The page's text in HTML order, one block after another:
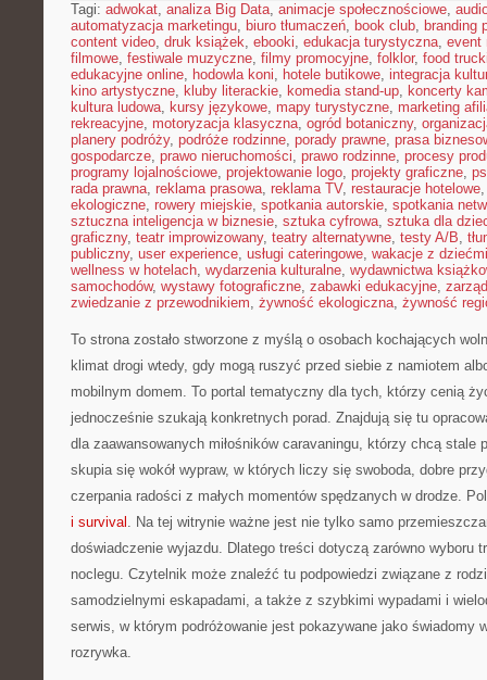
Tagi: adwokat, analiza Big Data, animacje społecznościowe,
automatyzacja marketingu, biuro tłumaczeń, book club, branding
content video, druk książek, ebooki, edukacja turystyczna, event
filmowe, festiwale muzyczne, filmy promocyjne, folklor, food
edukacyjne online, hodowla koni, hotele butikowe, integracja
kino artystyczne, kluby literackie, komedia stand-up, koncerty
kultura ludowa, kursy językowe, mapy turystyczne, marketing
rekreacyjne, motoryzacja klasyczna, ogród botaniczny,
planery podróży, podróże rodzinne, porady prawne, prasa
gospodarcze, prawo nieruchomości, prawo rodzinne, procesy
programy lojalnościowe, projektowanie logo, projekty graficzne,
rada prawna, reklama prasowa, reklama TV, restauracje hotelowe
ekologiczne, rowery miejskie, spotkania autorskie, spotkania
sztuczna inteligencja w biznesie, sztuka cyfrowa, sztuka dla
graficzny, teatr improwizowany, teatry alternatywne, testy A/B,
publiczny, user experience, usługi cateringowe, wakacje z dziećmi
wellness w hotelach, wydarzenia kulturalne, wydawnictwa
samochodów, wystawy fotograficzne, zabawki edukacyjne,
zwiedzanie z przewodnikiem, żywność ekologiczna, żywność
To strona zostało stworzone z myślą o osobach kochających
klimat drogi wtedy, gdy mogą ruszyć przed siebie z namiotem
mobilnym domem. To portal tematyczny dla tych, którzy cenią
jednocześnie szukają konkretnych porad. Znajdują się tu
dla zaawansowanych miłośników caravaningu, którzy chcą stale
skupia się wokół wypraw, w których liczy się swoboda, dobre
czerpania radości z małych momentów spędzanych w drodze.
i survival . Na tej witrynie ważne jest nie tylko samo
doświadczenie wyjazdu. Dlatego treści dotyczą zarówno wyboru
noclegu. Czytelnik może znaleźć tu podpowiedzi związane z
samodzielnymi eskapadami, a także z szybkimi wypadami i
serwis, w którym podróżowanie jest pokazywane jako świadomy
rozrywka.